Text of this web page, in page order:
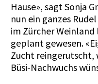
Hause», sagt Sonja
nun ein ganzes
im Zürcher
geplant gewesen.
Zucht reingerutscht,
Büsi-Nachwuchs